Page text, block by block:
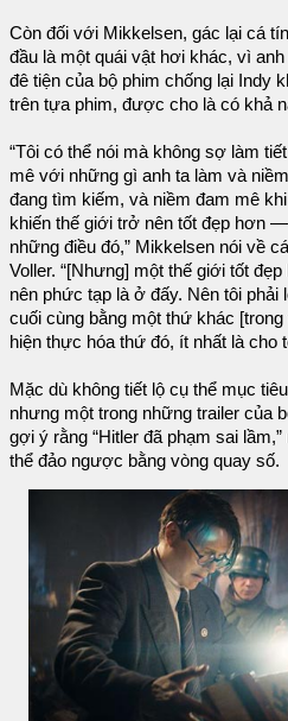
Còn đối với Mikkelsen, gác lại cá
đầu là một quái vật hơi khác, vì
đê tiện của bộ phim chống lại Indy
trên tựa phim, được cho là có khả
“Tôi có thể nói mà không sợ làm
mê với những gì anh ta làm và
đang tìm kiếm, và niềm đam mê
khiến thế giới trở nên tốt đẹp hơn
những điều đó,” Mikkelsen nói về
Voller. “[Nhưng] một thế giới tốt
nên phức tạp là ở đấy. Nên tôi phải
cuối cùng bằng một thứ khác
hiện thực hóa thứ đó, ít nhất là cho
Mặc dù không tiết lộ cụ thể mục
nhưng một trong những trailer của
gợi ý rằng “Hitler đã phạm sai
thể đảo ngược bằng vòng quay số.